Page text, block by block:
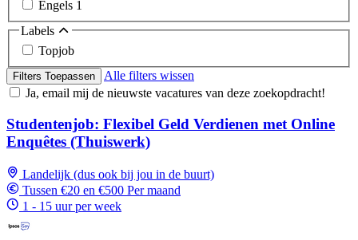
Engels 1
Labels
Topjob
Filters Toepassen
Alle filters wissen
Ja, email mij de nieuwste vacatures van deze zoekopdracht!
Studentenjob: Flexibel Geld Verdienen met Online
Enquêtes (Thuiswerk)
Landelijk (dus ook bij jou in de buurt)
Tussen €20 en €500 Per maand
1 - 15 uur per week